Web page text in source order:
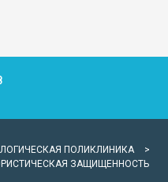
ПОЛИКЛИНИКА
>
ЗАЩИЩЕННОСТЬ